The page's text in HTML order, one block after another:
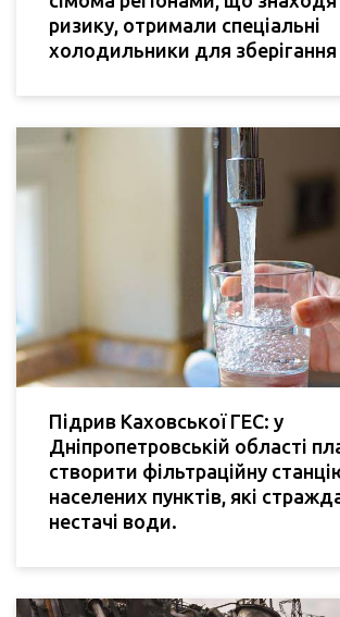
ризику, отримали спеціальні
холодильники для
Підрив Каховської ГЕС: у
Дніпропетровській області
створити фільтраційну
населених пунктів, які
нестачі води.